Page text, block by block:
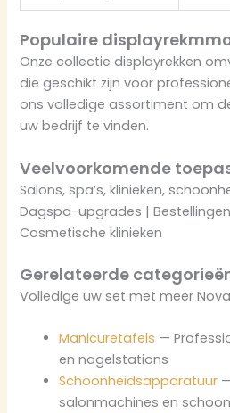
Populaire
Onze collectie displayrekken
die geschikt zijn voor
ons volledige assortiment om
uw bedrijf te vinden.
Veelvoorkomende
Salons, spa’s, klinieken,
Dagspa-upgrades |
Cosmetische klinieken
Gerelateerde
Volledige uw set met meer
Manicuretafels —
en nagelstations
Schoonheidsapparatuur
salonmachines en